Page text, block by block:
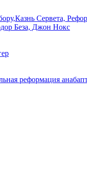
Сервета,
Беза, Джон Нокс
реформация